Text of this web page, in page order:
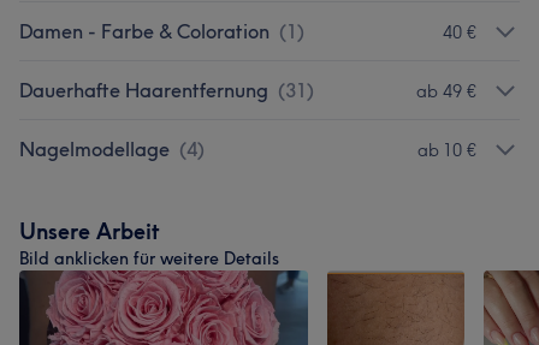
Damen - Farbe & Coloration (1) 40 €
Dauerhafte Haarentfernung (31) ab 49 €
Nagelmodellage (4) ab 10 €
Unsere Arbeit
Bild anklicken für weitere Details